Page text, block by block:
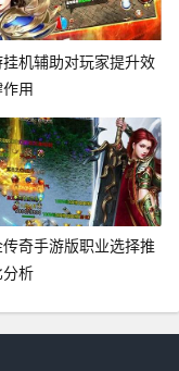
机辅助对玩家提升效
用
奇手游版职业选择推
析